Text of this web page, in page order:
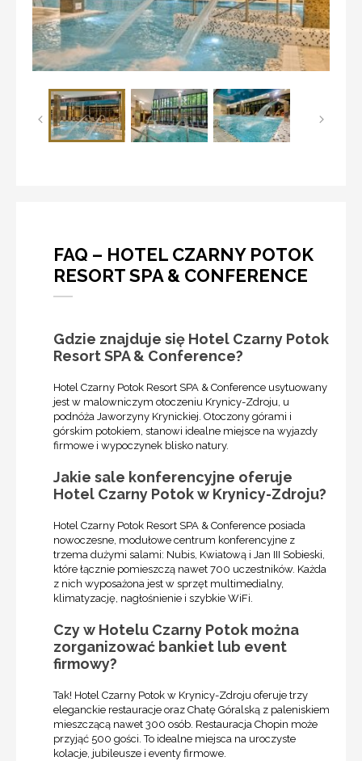
FAQ – HOTEL CZARNY POTOK
RESORT SPA & CONFERENCE
Gdzie znajduje się Hotel Czarny Potok
Resort SPA & Conference?
Hotel Czarny Potok Resort SPA & Conference usytuowany
jest w malowniczym otoczeniu Krynicy-Zdroju, u
podnóża Jaworzyny Krynickiej. Otoczony górami i
górskim potokiem, stanowi idealne miejsce na wyjazdy
firmowe i wypoczynek blisko natury.
Jakie sale konferencyjne oferuje
Hotel Czarny Potok w Krynicy-Zdroju?
Hotel Czarny Potok Resort SPA & Conference posiada
nowoczesne, modułowe centrum konferencyjne z
trzema dużymi salami: Nubis, Kwiatową i Jan III Sobieski,
które łącznie pomieszczą nawet 700 uczestników. Każda
z nich wyposażona jest w sprzęt multimedialny,
klimatyzację, nagłośnienie i szybkie WiFi.
Czy w Hotelu Czarny Potok można
zorganizować bankiet lub event
firmowy?
Tak! Hotel Czarny Potok w Krynicy-Zdroju oferuje trzy
eleganckie restauracje oraz Chatę Góralską z paleniskiem
mieszczącą nawet 300 osób. Restauracja Chopin może
przyjąć 500 gości. To idealne miejsca na uroczyste
kolacje, jubileusze i eventy firmowe.